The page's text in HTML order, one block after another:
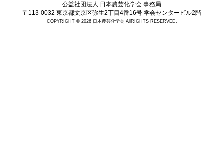
公益社団法人 日本農芸化学会 事務局
〒113-0032 東京都文京区弥生2丁目4番16号 学会センタービル2階
COPYRIGHT © 2026 日本農芸化学会 AllRIGHTS RESERVED.